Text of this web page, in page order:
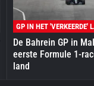
GP IN HET 'VERKEERDE'
De Bahrein GP in
eerste Formule 1-
land